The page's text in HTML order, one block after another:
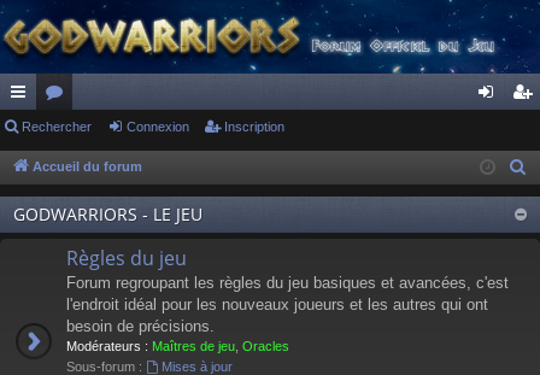
ac
co
ur
ci
or
u
m
s
ne
xi
on
cri
pti
on
Rechercher Connexion Inscription
Accueil du forum
GODWARRIORS - LE JEU
Règles du jeu
Forum regroupant les règles du jeu basiques et avancées, c'est
l'endroit idéal pour les nouveaux joueurs et les autres qui ont
besoin de précisions.
Modérateurs : Maîtres de jeu Oracles
Sous-forum :
Mises à jour